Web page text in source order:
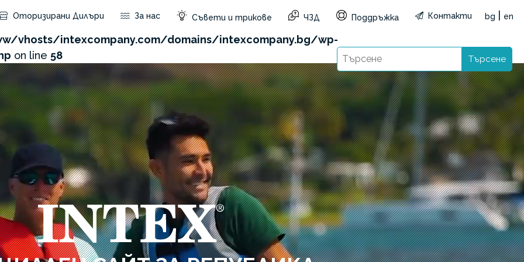
product/api.php?id=369&not_use_region=1&reg=BG&lang=bg): Failed to open stream: HTTP
vhosts/intexcompany.com/domains/intexcompany.bg/wp-
on line 58
Оторизирани Дилъри За нас Съвети и трикове ЧЗД Поддръжка Контакти bg en
Търсене